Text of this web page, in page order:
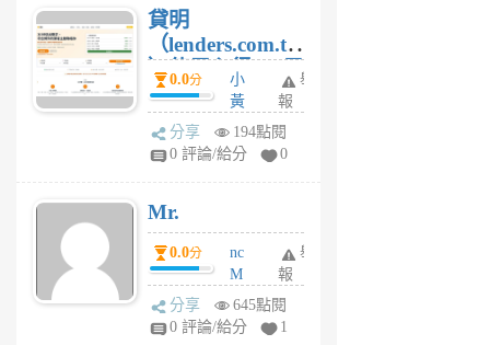
貸明
（lenders.com.tw
）使用心得 — 民
間貸款比較平台
體驗
0.0分
小
黃
蜂
1
舉
報
分享
194點閱
0 評論/給分
0
Mr.
0.0分
nc
M
U
F
舉
報
分享
645點閱
0 評論/給分
1